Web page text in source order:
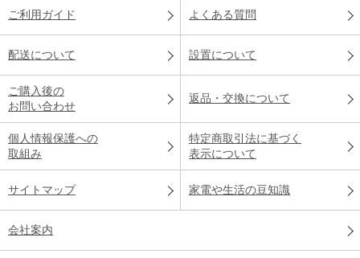
ご利用ガイド よくある質問
配送について 設置について
ご購入後の
お問い合わせ
返品・交換について
個人情報保護への
取組み
特定商取引法に基づく
表示について
サイトマップ 家電や生活の豆知識
会社案内